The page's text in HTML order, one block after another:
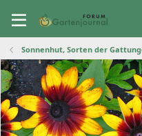
Sonnenhut, Sorten der